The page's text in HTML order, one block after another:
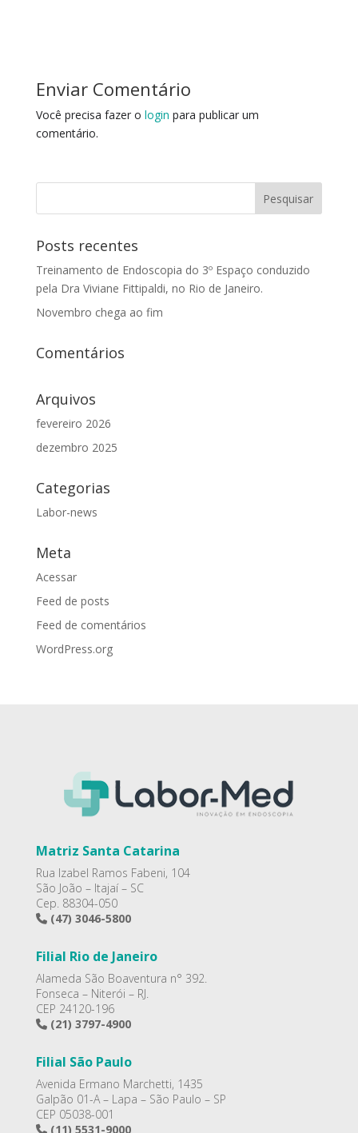
Enviar Comentário
Você precisa fazer o login para publicar um
comentário.
Posts recentes
Treinamento de Endoscopia do 3º Espaço conduzido
pela Dra Viviane Fittipaldi, no Rio de Janeiro.
Novembro chega ao fim
Comentários
Arquivos
fevereiro 2026
dezembro 2025
Categorias
Labor-news
Meta
Acessar
Feed de posts
Feed de comentários
WordPress.org
Matriz Santa Catarina
Rua Izabel Ramos Fabeni, 104
São João – Itajaí – SC
Cep. 88304-050
(47) 3046-5800
Filial Rio de Janeiro
Alameda São Boaventura n° 392.
Fonseca – Niterói – RJ.
CEP 24120-196
(21) 3797-4900
Filial São Paulo
Avenida Ermano Marchetti, 1435
Galpão 01-A – Lapa – São Paulo – SP
CEP 05038-001
(11) 5531-9000